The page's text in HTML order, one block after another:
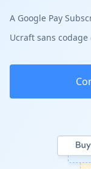
A Google Pay
Ucraft sans codage